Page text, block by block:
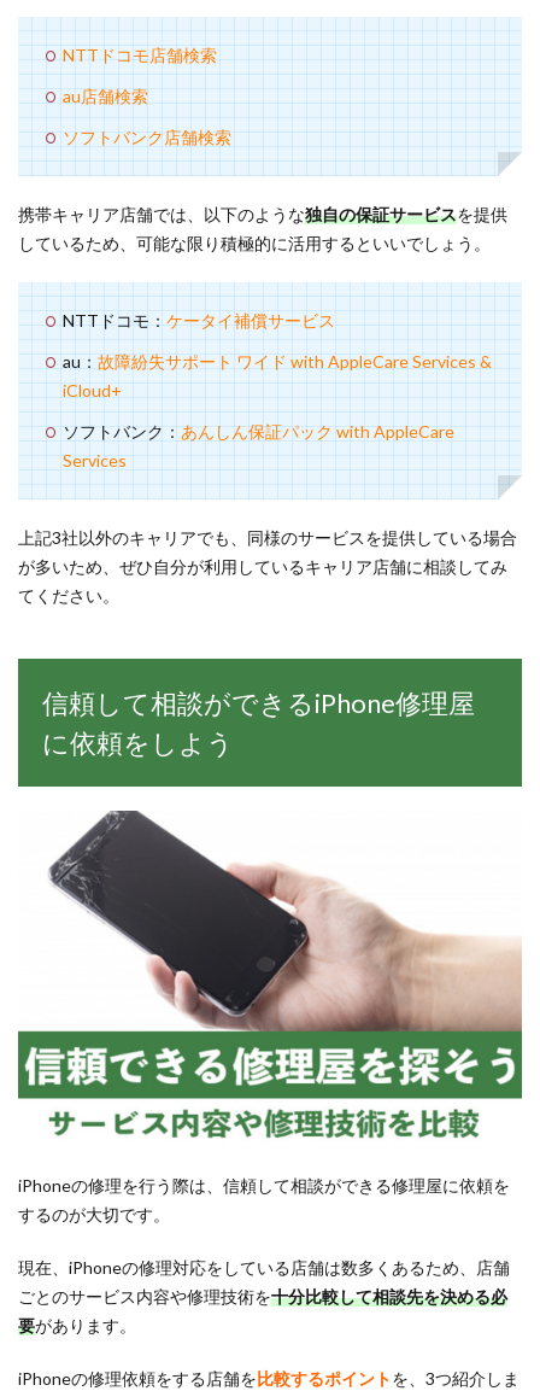
NTTドコモ店舗検索
au店舗検索
ソフトバンク店舗検索
携帯キャリア店舗では、以下のような独自の保証サービスを提供
しているため、可能な限り積極的に活用するといいでしょう。
NTTドコモ：ケータイ補償サービス
au：故障紛失サポート ワイド with AppleCare Services &
iCloud+
ソフトバンク：あんしん保証パック with AppleCare
Services
上記3社以外のキャリアでも、同様のサービスを提供している場合
が多いため、ぜひ自分が利用しているキャリア店舗に相談してみ
てください。
信頼して相談ができるiPhone修理屋
に依頼をしよう
iPhoneの修理を行う際は、信頼して相談ができる修理屋に依頼を
するのが大切です。
現在、iPhoneの修理対応をしている店舗は数多くあるため、店舗
ごとのサービス内容や修理技術を十分比較して相談先を決める必
要があります。
iPhoneの修理依頼をする店舗を比較するポイントを、3つ紹介しま